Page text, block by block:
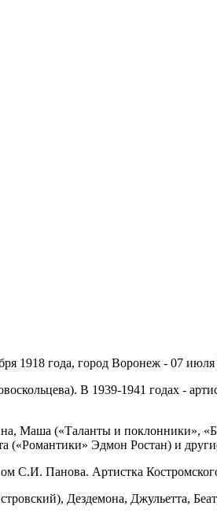
1918 года, город Воронеж - 07
В 1939-1941 годах -
Маша («Таланты и поклонники»,
(«Романтики» Эдмон Ростан) и
С.И. Панова. Артистка
Дездемона, Джульетта,